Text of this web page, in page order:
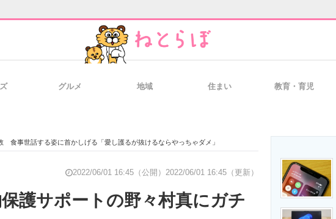
経営リーダーのコミュニティ
グルメ 地域 住まい 教育・育児
食事世話する姿に首かしげる「愛し護るが抜けるならやっちゃダメ」
2022/06/01 16:45（公開） 2022/06/01 16:45（更新）
護サポートの野々村真にガチ